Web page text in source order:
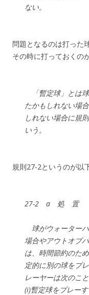
ない。
問題となるのは打った
その時に打っておく
「暫定球」とは
たかもしれない場
しれない場合に規
いう。
規則27-2というのが
27-2 a 処 置
球がウォーター
場合やアウトオブ
は、時間節約のた
定的に別の球をプ
レーヤーは次のこ
(i)暫定球をプレー